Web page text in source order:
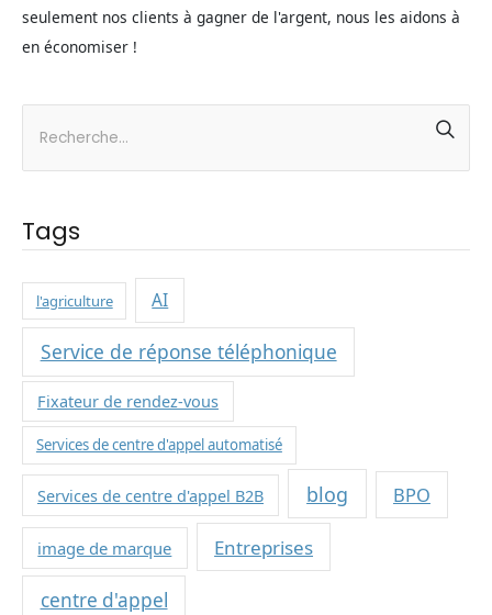
seulement nos clients à gagner de l'argent, nous les aidons à
en économiser !
Tags
l'agriculture AI
Service de réponse téléphonique
Fixateur de rendez-vous
Services de centre d'appel automatisé
Services de centre d'appel B2B blog BPO
image de marque Entreprises
centre d'appel